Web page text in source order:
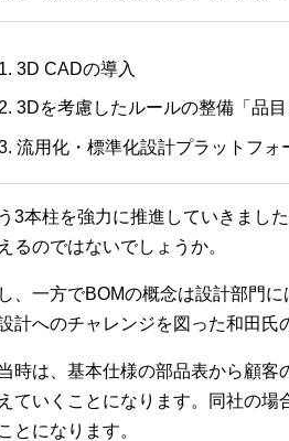
3D CADの導入
3Dを考慮したルールの整備「品
流用化・標準化設計プラットフ
3本柱を強力に推進していきまし
るのではないでしょうか。
、一方でBOMの概念は設計部門
計へのチャレンジを図った和田氏
時は、基本仕様の部品表から顧
ていくことになります。同社の
とになります。